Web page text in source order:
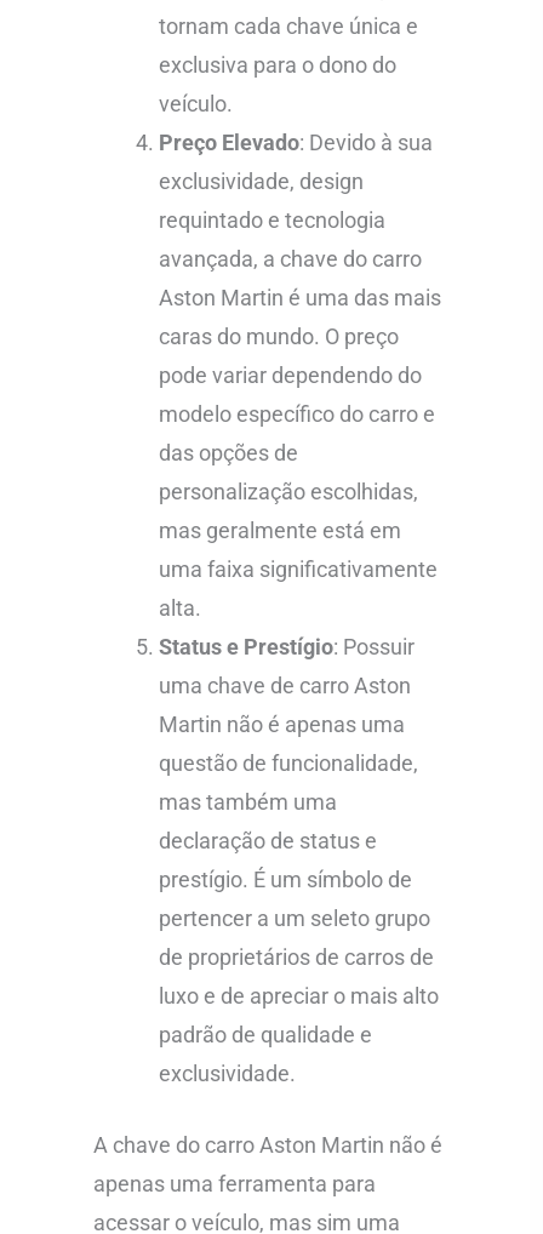
tornam cada chave única e
exclusiva para o dono do
veículo.
Preço Elevado: Devido à sua
exclusividade, design
requintado e tecnologia
avançada, a chave do carro
Aston Martin é uma das mais
caras do mundo. O preço
pode variar dependendo do
modelo específico do carro e
das opções de
personalização escolhidas,
mas geralmente está em
uma faixa significativamente
alta.
Status e Prestígio: Possuir
uma chave de carro Aston
Martin não é apenas uma
questão de funcionalidade,
mas também uma
declaração de status e
prestígio. É um símbolo de
pertencer a um seleto grupo
de proprietários de carros de
luxo e de apreciar o mais alto
padrão de qualidade e
exclusividade.
A chave do carro Aston Martin não é
apenas uma ferramenta para
acessar o veículo, mas sim uma